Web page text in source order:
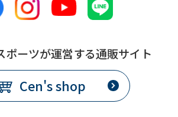
ポーツが運営する通販サイト
Cen's shop